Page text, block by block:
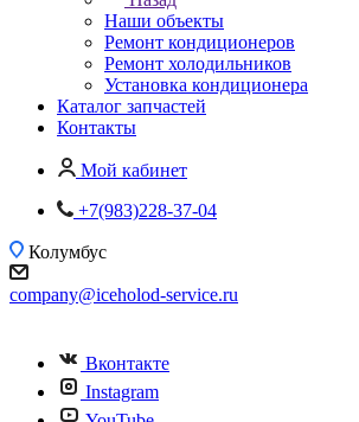
Наши объекты
Ремонт кондиционеров
Ремонт холодильников
Установка кондиционера
Каталог запчастей
Контакты
Мой кабинет
+7(983)228-37-04
Колумбус
company@iceholod-service.ru
Вконтакте
Instagram